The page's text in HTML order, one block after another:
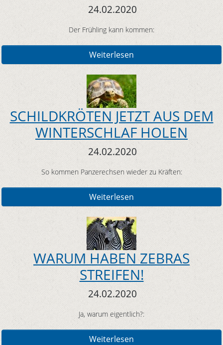
24.02.2020
Der Frühling kann kommen:
Weiterlesen
SCHILDKRÖTEN JETZT AUS DEM
WINTERSCHLAF HOLEN
24.02.2020
So kommen Panzerechsen wieder zu Kräften:
Weiterlesen
WARUM HABEN ZEBRAS
STREIFEN!
24.02.2020
Ja, warum eigentlich?:
Weiterlesen